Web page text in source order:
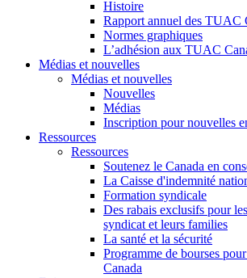
Histoire
Rapport annuel des TUAC
Normes graphiques
L’adhésion aux TUAC
Médias et nouvelles
Médias et nouvelles
Nouvelles
Médias
Inscription pour nouvelles
Ressources
Ressources
Soutenez le Canada en
La Caisse d'indemnité
Formation syndicale
Des rabais exclusifs pour
syndicat et leurs families
La santé et la sécurité
Programme de bourses
Canada